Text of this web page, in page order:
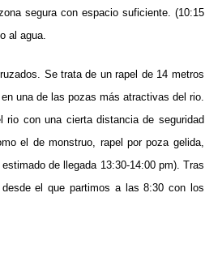
segura con espacio suficiente. (10:15
al agua.
Se trata de un rapel de 14 metros
una de las pozas más atractivas del rio.
rio con una cierta distancia de seguridad
el de monstruo, rapel por poza gelida,
de llegada 13:30-14:00 pm). Tras
el que partimos a las 8:30 con los